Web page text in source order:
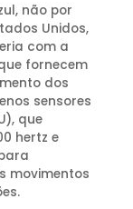
não por
Unidos,
com a
fornecem
dos
sensores
que
hertz e
movimentos